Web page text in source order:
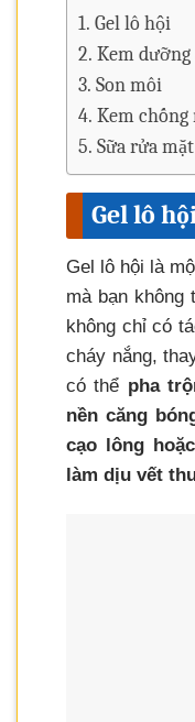
Gel lô hội
Kem dưỡng
Son môi
Kem chống
Sữa rửa
Gel lô
Gel lô hội là
mà bạn không
không chỉ có
cháy nắng,
có thể pha
nền căng
cạo lông
làm dịu vết